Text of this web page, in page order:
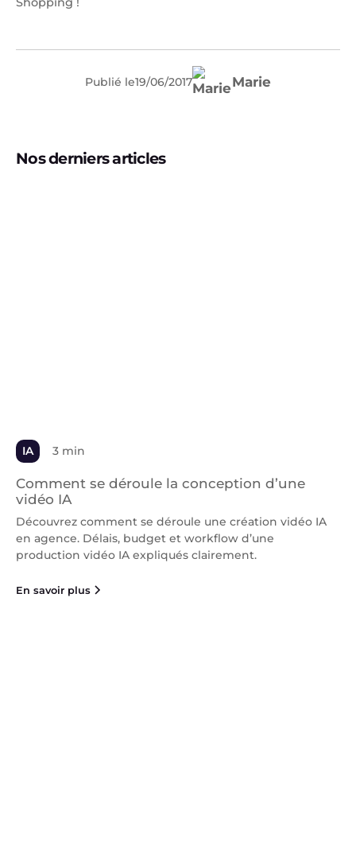
Publié le19/06/2017 Marie
Nos derniers articles
IA 3 min
Comment se déroule la conception d’une
vidéo IA
Découvrez comment se déroule une création vidéo IA
en agence. Délais, budget et workflow d’une
production vidéo IA expliqués clairement.
En savoir plus